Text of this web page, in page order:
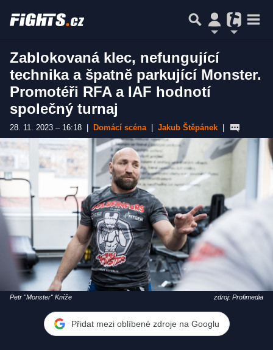
Zablokovaná klec, nefungující
technika a špatně parkující Monster.
Promotéři RFA a IAF hodnotí
společný turnaj
28. 11. 2023 – 16:18 Domácí scéna Jakub Štěpánek
Petr "Monster" Kníže zdroj: Profimedia
Přidat mezi oblíbené zdroje na Googlu